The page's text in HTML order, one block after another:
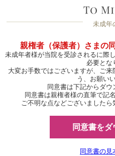
未成年
親権者（保護者）さまの
未成年者様が当院を受診されるに際
必要とな
大変お手数ではございますが、ご
う、お願い
同意書は下記からダウ
同意書は親権者様の直筆で記
ご不明な点などございましたら
同意書を
同意書の見